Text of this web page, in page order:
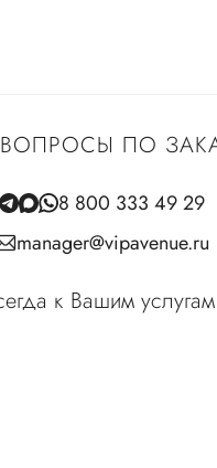
ВОПРОСЫ ПО
8 800 333 49 29
manager@vipavenue.ru
к Вашим